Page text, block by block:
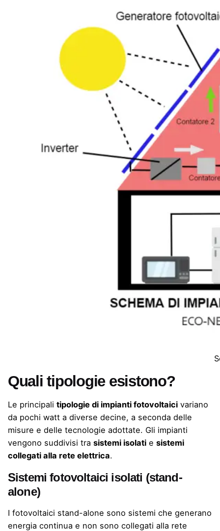
Quali tipologie esistono?
Le principali tipologie di impianti fotovoltaici variano
da pochi watt a diverse decine, a seconda delle
misure e delle tecnologie adottate. Gli impianti
vengono suddivisi tra sistemi isolati e sistemi
collegati alla rete elettrica.
Sistemi fotovoltaici isolati (stand-
alone)
I fotovoltaici stand-alone sono sistemi che generano
energia continua e non sono collegati alla rete